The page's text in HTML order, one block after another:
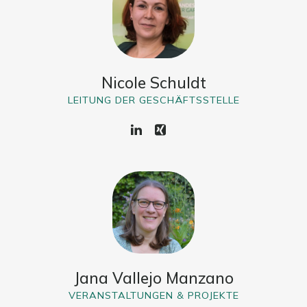
Nicole Schuldt
LEITUNG DER GESCHÄFTSSTELLE
Jana Vallejo Manzano
VERANSTALTUNGEN & PROJEKTE